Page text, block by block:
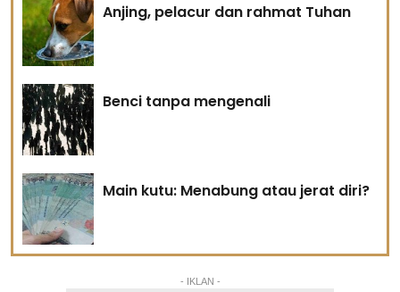
Anjing, pelacur dan rahmat Tuhan
Benci tanpa mengenali
Main kutu: Menabung atau jerat diri?
- IKLAN -